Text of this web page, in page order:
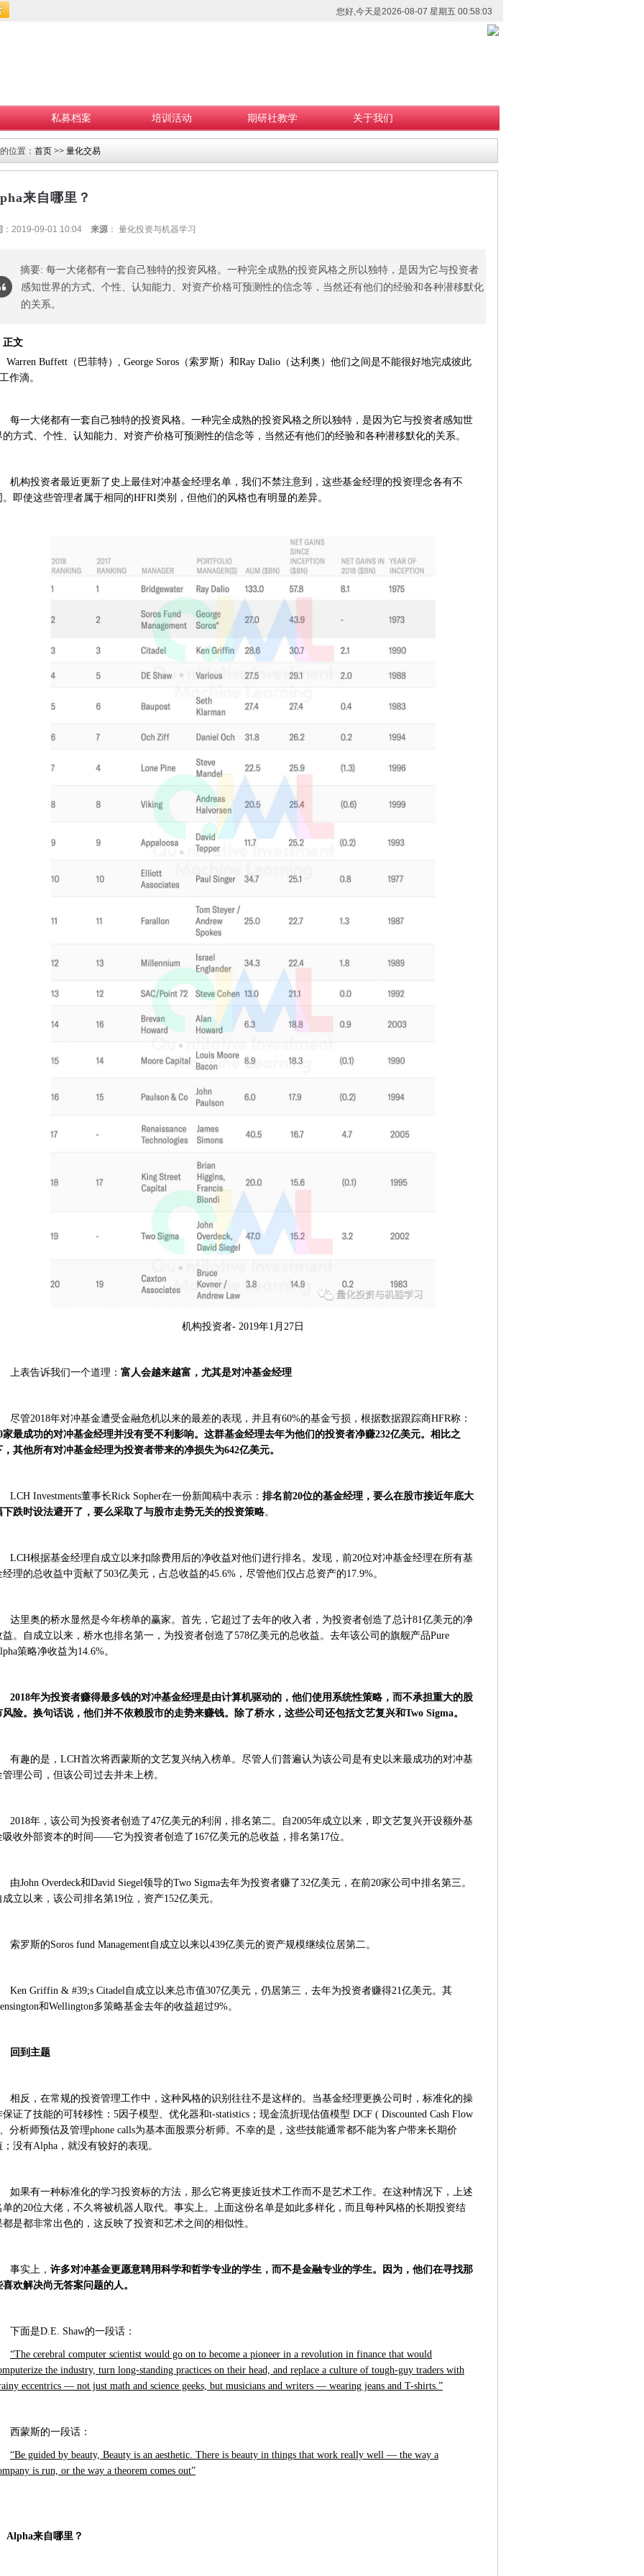
您好,今天是2026-08-07 星期五 00:58:03
私募档案 培训活动 期研社教学 关于我们
位置： 首页 >> 量化交易
来自哪里？
：2019-09-01 10:04 来源： 量化投资与机器学习
摘要: 每一大佬都有一套自己独特的投资风格。一种完全成熟的投资风格之所以独特，是因为它与投资者
感知世界的方式、个性、认知能力、对资产价格可预测性的信念等，当然还有他们的经验和各种潜移默化
的关系。
正文
Warren Buffett（巴菲特）, George Soros（索罗斯）和Ray Dalio（达利奥）他们之间是不能很好地完成彼此
作滴。
每一大佬都有一套自己独特的投资风格。一种完全成熟的投资风格之所以独特，是因为它与投资者感知世
的方式、个性、认知能力、对资产价格可预测性的信念等，当然还有他们的经验和各种潜移默化的关系。
机构投资者最近更新了史上最佳对冲基金经理名单，我们不禁注意到，这些基金经理的投资理念各有不
。即使这些管理者属于相同的HFRI类别，但他们的风格也有明显的差异。
机构投资者- 2019年1月27日
上表告诉我们一个道理： 富人会越来越富，尤其是对冲基金经理
尽管2018年对冲基金遭受金融危机以来的最差的表现，并且有60%的基金亏损，根据数据跟踪商HFR称：
家最成功的对冲基金经理并没有受不利影响。 这群基金经理去年为他们的投资者净赚232亿美元。 相比之
，其他所有对冲基金经理为投资者带来的净损失为642亿美元。
LCH Investments董事长Rick Sopher在一份新闻稿中表示： 排名前20位的基金经理，要么在股市接近年底大
下跌时设法避开了，要么采取了与股市走势无关的投资策略。
LCH根据基金经理自成立以来扣除费用后的净收益对他们进行排名。发现，前20位对冲基金经理在所有基
经理的总收益中贡献了503亿美元，占总收益的45.6%，尽管他们仅占总资产的17.9%。
达里奥的桥水显然是今年榜单的赢家。首先，它超过了去年的收入者，为投资者创造了总计81亿美元的净
益。自成立以来，桥水也排名第一，为投资者创造了578亿美元的总收益。去年该公司的旗舰产品Pure
策略净收益为14.6%。
2018年为投资者赚得最多钱的对冲基金经理是由计算机驱动的，他们使用系统性策略，而不承担重大的股
险。 换句话说，他们并不依赖股市的走势来赚钱。 除了桥水，这些公司还包括文艺复兴和Two Sigma。
有趣的是，LCH首次将西蒙斯的文艺复兴纳入榜单。尽管人们普遍认为该公司是有史以来最成功的对冲基
管理公司，但该公司过去并未上榜。
2018年，该公司为投资者创造了47亿美元的利润，排名第二。自2005年成立以来，即文艺复兴开设额外基
吸收外部资本的时间——它为投资者创造了167亿美元的总收益，排名第17位。
由John Overdeck和David Siegel领导的Two Sigma去年为投资者赚了32亿美元，在前20家公司中排名第三。
成立以来，该公司排名第19位，资产152亿美元。
索罗斯的Soros fund Management自成立以来以439亿美元的资产规模继续位居第二。
Ken Griffin & #39;s Citadel自成立以来总市值307亿美元，仍居第三，去年为投资者赚得21亿美元。其
和Wellington多策略基金去年的收益超过9%。
回到主题
相反，在常规的投资管理工作中，这种风格的识别往往不是这样的。当基金经理更换公司时，标准化的操
保证了技能的可转移性：5因子模型、优化器和t-statistics；现金流折现估值模型 DCF ( Discounted Cash Flow
分析师预估及管理phone calls为基本面股票分析师。不幸的是，这些技能通常都不能为客户带来长期价
；没有Alpha，就没有较好的表现。
如果有一种标准化的学习投资标的方法，那么它将更接近技术工作而不是艺术工作。在这种情况下，上述
单的20位大佬，不久将被机器人取代。事实上。上面这份名单是如此多样化，而且每种风格的长期投资结
都是都非常出色的，这反映了投资和艺术之间的相似性。
事实上， 许多对冲基金更愿意聘用科学和哲学专业的学生，而不是金融专业的学生。因为， 他们在寻找那
喜欢解决尚无答案问题的人。
下面是D.E. Shaw的一段话：
“The cerebral computer scientist would go on to become a pioneer in a revolution in finance that would
the industry, turn long-standing practices on their head, and replace a culture of tough-guy traders with
eccentrics — not just math and science geeks, but musicians and writers — wearing jeans and T-shirts.”
西蒙斯的一段话：
“Be guided by beauty, Beauty is an aesthetic. There is beauty in things that work really well — the way a
is run, or the way a theorem comes out”
Alpha来自哪里？